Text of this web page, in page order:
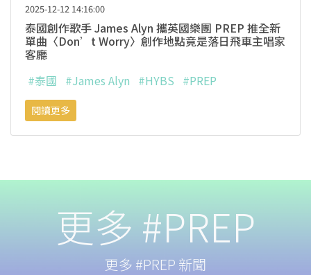
2025-12-12 14:16:00
泰國創作歌手 James Alyn 攜英國樂團 PREP 推全新
單曲〈Don’t Worry〉創作地點竟是落日飛車主唱家
客廳
#泰國 #James Alyn #HYBS #PREP
閱讀更多
更多 #PREP
更多 #PREP 新聞